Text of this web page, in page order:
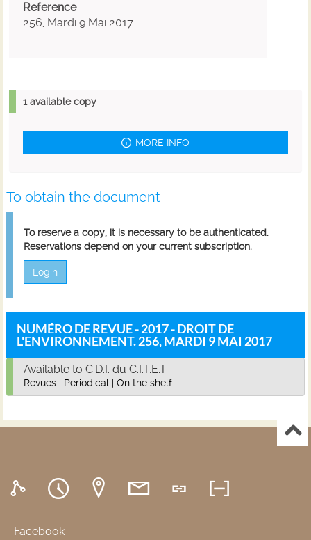
Reference
256, Mardi 9 Mai 2017
1 available copy
MORE INFO
To obtain the document
To reserve a copy, it is necessary to be authenticated.
Reservations depend on your current subscription.
Login
NUMÉRO DE REVUE - 2017 - DROIT DE
L'ENVIRONNEMENT. 256, MARDI 9 MAI 2017
Available to C.D.I. du C.I.T.E.T.
Revues | Periodical | On the shelf
Facebook